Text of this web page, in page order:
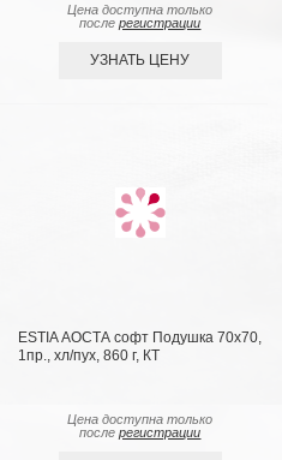
Цена доступна только
послерегистрации
УЗНАТЬ ЦЕНУ
ESTIA АОСТА софт Подушка 70х70,
1пр., хл/пух, 860 г, КТ
Цена доступна только
послерегистрации